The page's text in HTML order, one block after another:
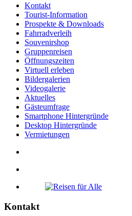
Kontakt
Tourist-Information
Prospekte & Downloads
Fahrradverleih
Souvenirshop
Gruppenreisen
Öffnungszeiten
Virtuell erleben
Bildergalerien
Videogalerie
Aktuelles
Gästeumfrage
Smartphone Hintergründe
Desktop Hintergründe
Vermietungen
Kontakt